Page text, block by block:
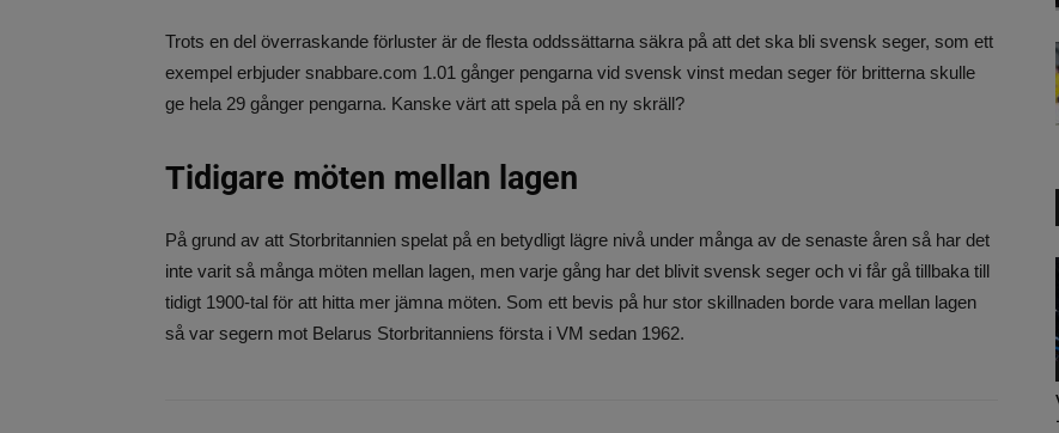
Trots en del överraskande förluster är de flesta oddssättarna säkra på att det ska bli svensk seger, som ett
exempel erbjuder snabbare.com 1.01 gånger pengarna vid svensk vinst medan seger för britterna skulle
ge hela 29 gånger pengarna. Kanske värt att spela på en ny skräll?
Tidigare möten mellan lagen
På grund av att Storbritannien spelat på en betydligt lägre nivå under många av de senaste åren så har det
inte varit så många möten mellan lagen, men varje gång har det blivit svensk seger och vi får gå tillbaka till
tidigt 1900-tal för att hitta mer jämna möten. Som ett bevis på hur stor skillnaden borde vara mellan lagen
så var segern mot Belarus Storbritanniens första i VM sedan 1962.